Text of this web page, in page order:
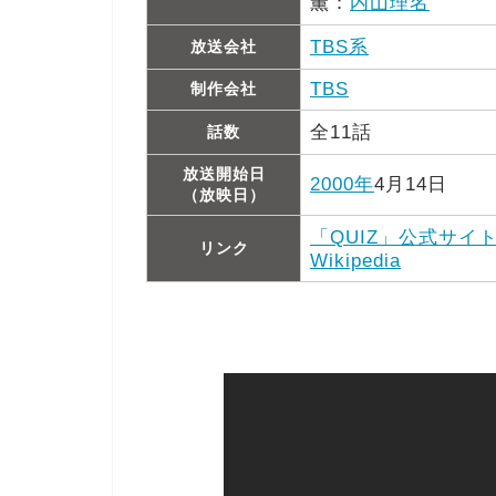
放送会社 TBS系
制作会社 TBS
話数 全11話
放送開始日
（放映日）
2000年4月14日
リンク
「QUIZ」公式サイ
Wikipedia